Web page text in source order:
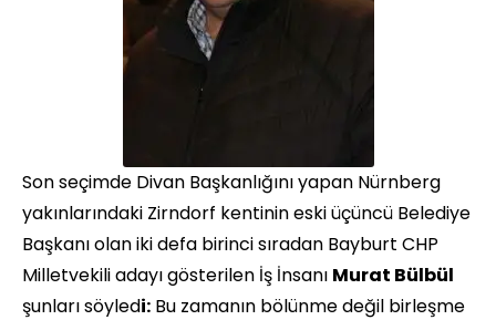
Son seçimde Divan Başkanlığını yapan Nürnberg
yakınlarındaki Zirndorf kentinin eski üçüncü Belediye
Başkanı olan iki defa birinci sıradan Bayburt CHP
Milletvekili adayı gösterilen İş İnsanı Murat Bülbül
şunları söyledi: Bu zamanın bölünme değil birleşme